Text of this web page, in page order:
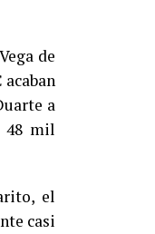
de
a
48 mil
el
casi